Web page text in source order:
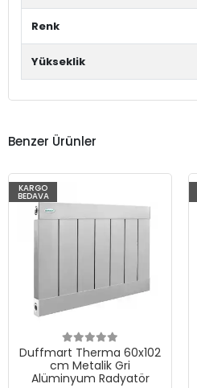
Renk
Yükseklik
Benzer Ürünler
KARGO
BEDAVA
Duffmart Therma 60x102
cm Metalik Gri
Alüminyum Radyatör